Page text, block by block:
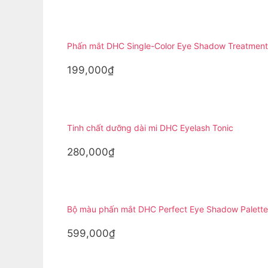
Phấn mắt DHC Single-Color Eye Shadow
199,000₫
Tinh chất dưỡng dài mi DHC Eyelash Tonic
280,000₫
Bộ màu phấn mắt DHC Perfect Eye Shadow Palette
599,000₫